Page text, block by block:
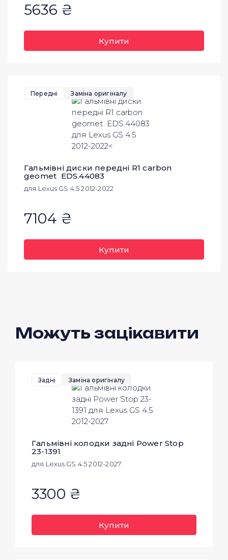
5636 ₴
Купити
Передні Заміна оригіналу
Гальмівні диски передні R1 carbon
geomet EDS.44083
для Lexus GS 4.5 2012-2022
7104 ₴
Купити
Можуть зацікавити
Задні Заміна оригіналу
Гальмівні колодки задні Power Stop
23-1391
для Lexus GS 4.5 2012-2027
3300 ₴
Купити